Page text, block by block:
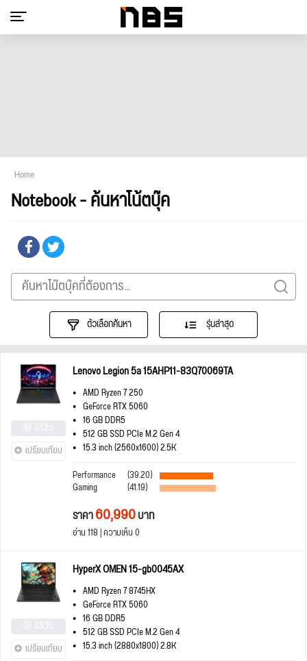
Home
Notebook - ค้นหาโน้ตบุ๊ค
ตัวเลือกค้นหา รุ่นล่าสุด
เปรียบเทียบ
Lenovo Legion 5a 15AHP11-83Q70069TA
AMD Ryzen 7 250
GeForce RTX 5060
16 GB DDR5
512 GB SSD PCIe M.2 Gen 4
15.3 inch (2560x1600) 2.5K
Performance
(39.20)
Gaming (41.19)
ราคา60,990บาท
อ่าน 118 | ความเห็น 0
เปรียบเทียบ
HyperX OMEN 15-gb0045AX
AMD Ryzen 7 8745HX
GeForce RTX 5060
16 GB DDR5
512 GB SSD PCIe M.2 Gen 4
15.3 inch (2880x1800) 2.8K